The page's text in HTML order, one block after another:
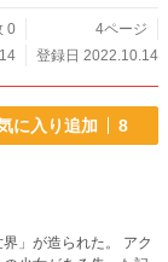
0
4ページ
登録日 2022.10.14
に入り追加 8
」が造られた。 アク